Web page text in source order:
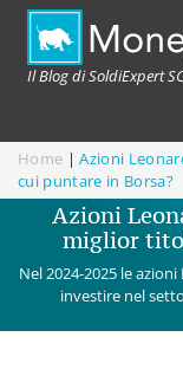
Il Blog di SoldiExpert
Home |Azioni
cui puntare in Borsa?
Azioni
miglior
Nel 2024-2025 le
investire nel